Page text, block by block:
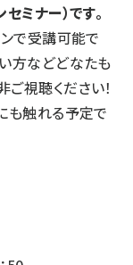
ミナー）です。
ンで受講可能で
方などどなたも
視聴ください！
も触れる予定で